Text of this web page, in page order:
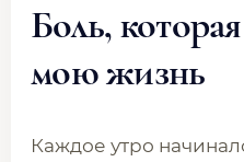
Боль,
мою жизнь
Каждое утро